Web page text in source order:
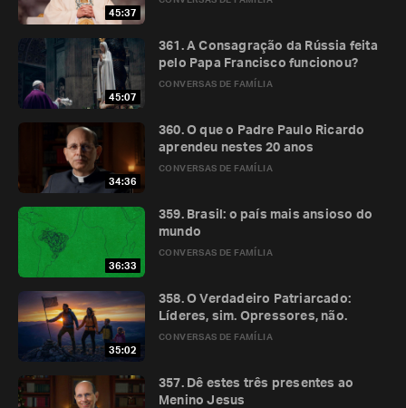
45:37
45:07
CONVERSAS DE FAMÍLIA
361. A Consagração da Rússia feita
pelo Papa Francisco funcionou?
34:36
CONVERSAS DE FAMÍLIA
360. O que o Padre Paulo Ricardo
aprendeu nestes 20 anos
36:33
CONVERSAS DE FAMÍLIA
359. Brasil: o país mais ansioso do
mundo
35:02
CONVERSAS DE FAMÍLIA
358. O Verdadeiro Patriarcado:
Líderes, sim. Opressores, não.
357. Dê estes três presentes ao
Menino Jesus